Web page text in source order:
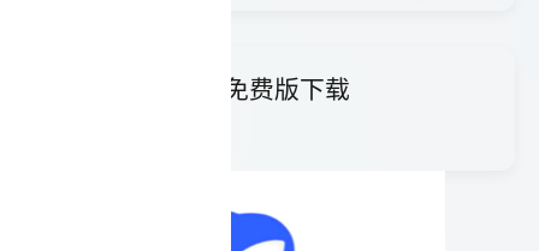
51数字人ai工具免费版下载